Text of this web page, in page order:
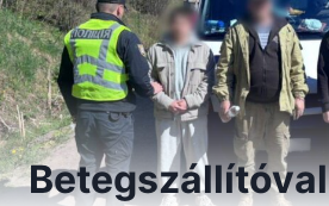
Betegszállítóval